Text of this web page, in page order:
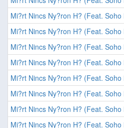
Mi?rt Nincs Ny?ron H? (Feat. Soho
Mi?rt Nincs Ny?ron H? (Feat. Soho
Mi?rt Nincs Ny?ron H? (Feat. Soho
Mi?rt Nincs Ny?ron H? (Feat. Soho
Mi?rt Nincs Ny?ron H? (Feat. Soho
Mi?rt Nincs Ny?ron H? (Feat. Soho
Mi?rt Nincs Ny?ron H? (Feat. Soho
Mi?rt Nincs Ny?ron H? (Feat. Soho